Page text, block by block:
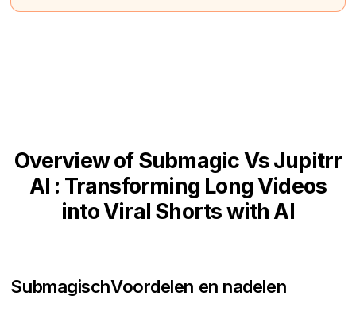
Overview of Submagic Vs Jupitrr
AI : Transforming Long Videos
into Viral Shorts with AI
SubmagischVoordelen en nadelen